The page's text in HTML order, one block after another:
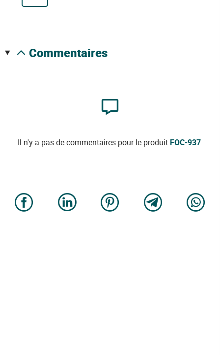
commentaires
Il n'y a pas de commentaires pour le produit FOC-937.